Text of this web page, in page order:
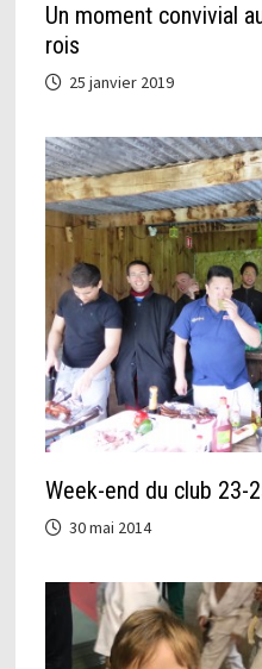
Un moment convivial
rois
25 janvier 2019
Week-end du club 23-
30 mai 2014